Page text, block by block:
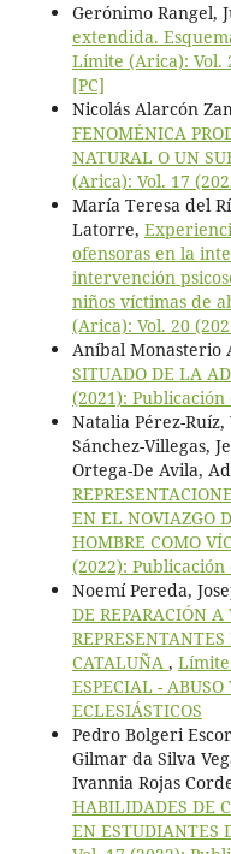
Gerónimo Rangel,
extendida.
Límite (Arica): Vol.
[PC]
Nicolás Alarcón
FENOMÉNICA
NATURAL O UN
(Arica): Vol. 17
María Teresa del
Latorre,
ofensoras en la
intervención
niños víctimas de
(Arica): Vol. 20
Aníbal Monasterio
SITUADO DE LA
(2021):
Natalia Pérez-
Sánchez-Villegas,
Ortega-De Avila,
EN EL NOVIAZGO
HOMBRE COMO
(2022):
Noemí Pereda,
DE REPARACIÓN
CATALUÑA , Límite
ESPECIAL - ABUSO
ECLESIÁSTICOS
Pedro Bolgeri
Gilmar da Silva
Ivannia Rojas
HABILIDADES DE
EN ESTUDIANTES